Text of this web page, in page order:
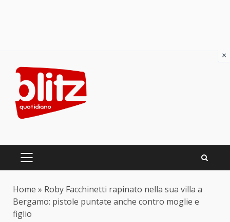
content
PRIMARY
Home » Roby Facchinetti rapinato nella sua villa a
Bergamo: pistole puntate anche contro moglie e
figlio
×